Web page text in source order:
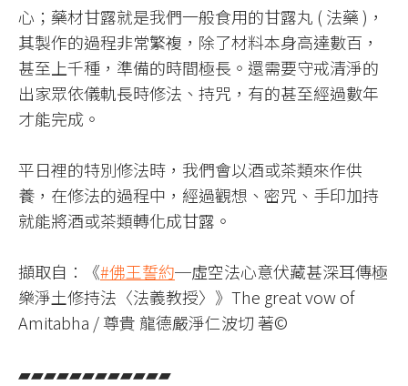
心；藥材甘露就是我們一般食用的甘露丸 ( 法藥 )，
其製作的過程非常繁複，除了材料本身高達數百，
甚至上千種，準備的時間極長。還需要守戒清淨的
出家眾依儀軌長時修法、持咒，有的甚至經過數年
才能完成。
平日裡的特別修法時，我們會以酒或茶類來作供
養，在修法的過程中，經過觀想、密咒、手印加持
就能將酒或茶類轉化成甘露。
擷取自：《#佛王誓約─虛空法心意伏藏甚深耳傳極
樂淨土修持法〈法義教授〉》The great vow of
Amitabha / 尊貴 龍德嚴淨仁波切 著©
▰▰▰▰▰▰▰▰▰▰▰▰